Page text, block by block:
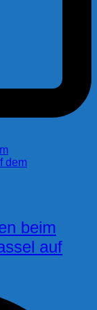
beim
auf